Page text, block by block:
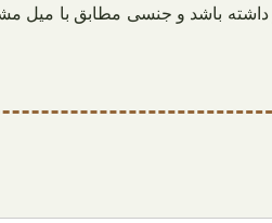
باشد و جنسی مطابق با میل